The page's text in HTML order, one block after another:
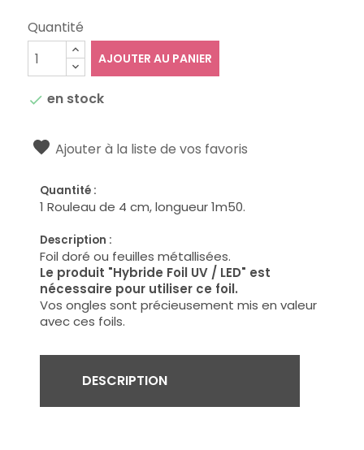
Quantité
AJOUTER AU PANIER
 en stock
Ajouter à la liste de vos favoris
Quantité :
1 Rouleau de 4 cm, longueur 1m50.
Description :
Foil doré ou feuilles métallisées.
Le produit "Hybride Foil UV / LED" est
nécessaire pour utiliser ce foil.
Vos ongles sont précieusement mis en valeur
avec ces foils.
DESCRIPTION